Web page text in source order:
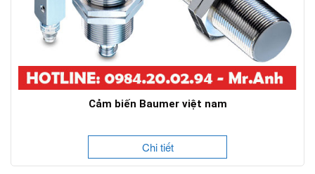
Cảm biến Baumer việt nam
Chi tiết